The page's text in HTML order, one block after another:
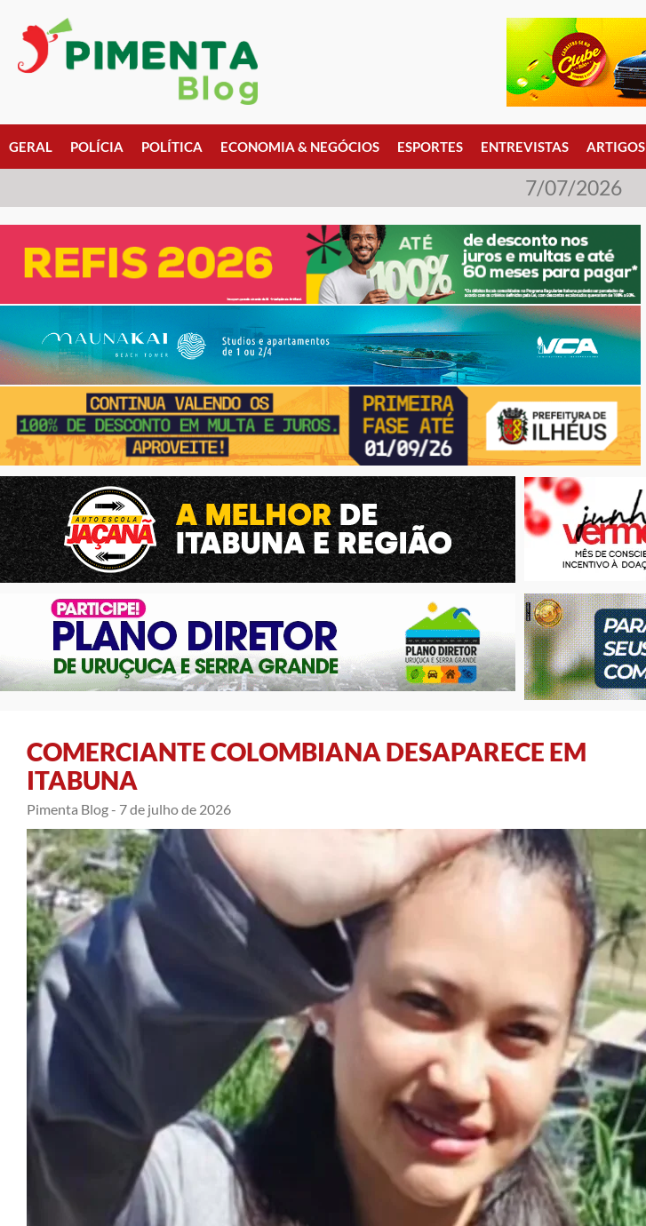
GERAL POLÍCIA POLÍTICA ECONOMIA & NEGÓCIOS ESPORTES ENTREVISTAS ARTIGOS
7/07/2026
COMERCIANTE COLOMBIANA DESAPARECE EM
ITABUNA
Pimenta Blog - 7 de julho de 2026